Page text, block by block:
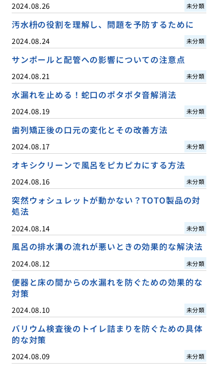
2024.08.26 未分類
汚水枡の役割を理解し、問題を予防するために
2024.08.24 未分類
サンポールと配管への影響についての注意点
2024.08.21 未分類
水漏れを止める！蛇口のポタポタ音解消法
2024.08.19 未分類
歯列矯正後の口元の変化とその改善方法
2024.08.17 未分類
オキシクリーンで風呂をピカピカにする方法
2024.08.16 未分類
突然ウォシュレットが動かない？TOTO製品の対
処法
2024.08.14 未分類
風呂の排水溝の流れが悪いときの効果的な解決法
2024.08.12 未分類
便器と床の間からの水漏れを防ぐための効果的な
対策
2024.08.10 未分類
バリウム検査後のトイレ詰まりを防ぐための具体
的な対策
2024.08.09 未分類